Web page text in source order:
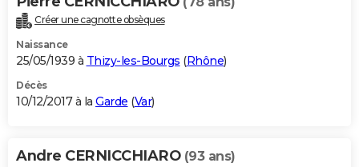
Créer une cagnotte obsèques
Naissance
25/05/1939 à Thizy-les-Bourgs (Rhône)
Décès
10/12/2017 à la Garde (Var)
Andre CERNICCHIARO (93 ans)